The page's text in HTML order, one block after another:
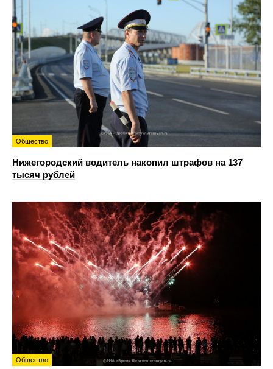
Общество
Нижегородский водитель накопил штрафов на 137
тысяч рублей
Общество